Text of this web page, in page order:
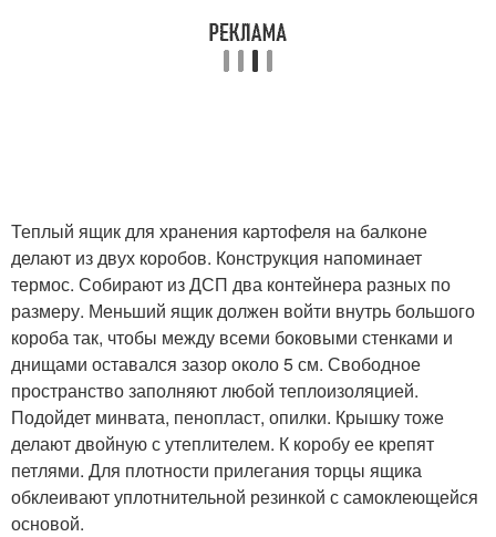
Теплый ящик для хранения картофеля на балконе
делают из двух коробов. Конструкция напоминает
термос. Собирают из ДСП два контейнера разных по
размеру. Меньший ящик должен войти внутрь большого
короба так, чтобы между всеми боковыми стенками и
днищами оставался зазор около 5 см. Свободное
пространство заполняют любой теплоизоляцией.
Подойдет минвата, пенопласт, опилки. Крышку тоже
делают двойную с утеплителем. К коробу ее крепят
петлями. Для плотности прилегания торцы ящика
обклеивают уплотнительной резинкой с самоклеющейся
основой.